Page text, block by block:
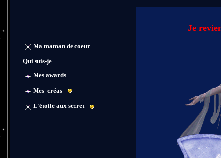
Ma maman de coeur
Qui suis-je
Mes awards
Mes créas
L'étoile aux secret
Je